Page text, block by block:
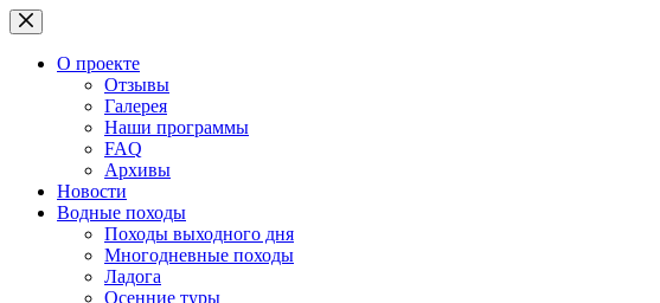
Перейти
к
сути
О проекте
Отзывы
Галерея
Наши программы
FAQ
Архивы
Новости
Водные походы
Походы выходного дня
Многодневные походы
Ладога
Осенние туры